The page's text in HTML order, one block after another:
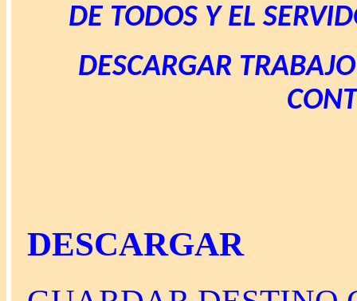
DE TODOS Y EL
DESCARGAR
DESCARGAR